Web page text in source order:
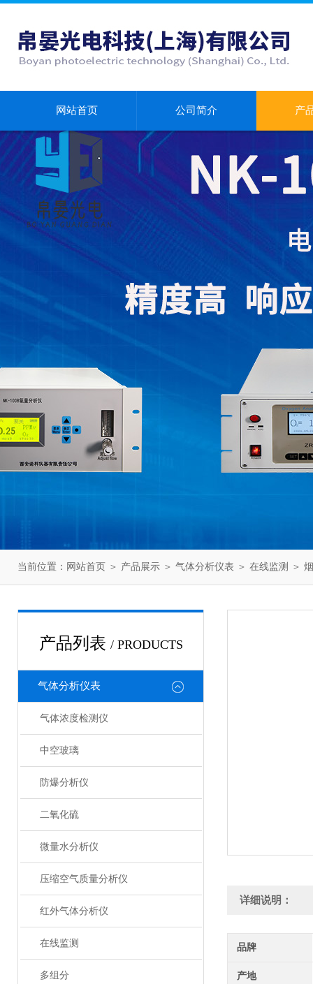
网站首页 公司简介 产
当前位置： 网站首页 ＞ 产品展示 ＞ 气体分析仪表 ＞ 在线监测 ＞
产品列表 / PRODUCTS
气体分析仪表
气体浓度检测仪
中空玻璃
防爆分析仪
二氧化硫
微量水分析仪
压缩空气质量分析仪
红外气体分析仪
在线监测
多组分
详细说明：
品牌
产地